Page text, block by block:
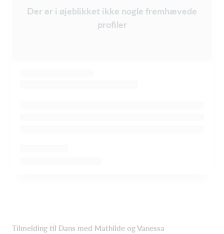
Der er i øjeblikket ikke nogle fremhævede
profiler
Tilmelding til Dans med Mathilde og Vanessa